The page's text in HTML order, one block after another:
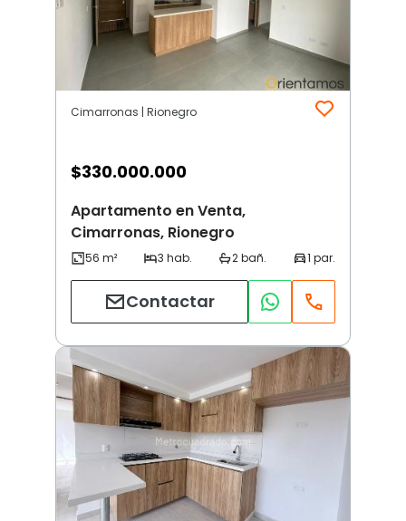
Cimarronas | Rionegro
$330.000.000
Apartamento en Venta,
Cimarronas, Rionegro
Contactar